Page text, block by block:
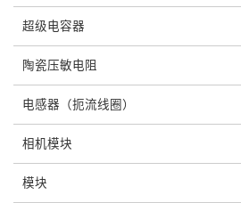
超级电容器
陶瓷压敏电阻
电感器（扼流线圈）
相机模块
模块